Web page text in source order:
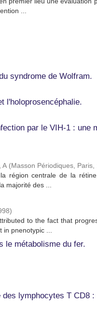
...
syndrome de Wolfram.
l'holoprosencéphalie.
par le VIH-1 : une
A (Masson Périodiques, Paris,
région centrale de la
majorité des ...
)
to the fact that
pnenotypic ...
le métabolisme du fer.
lymphocytes T CD8